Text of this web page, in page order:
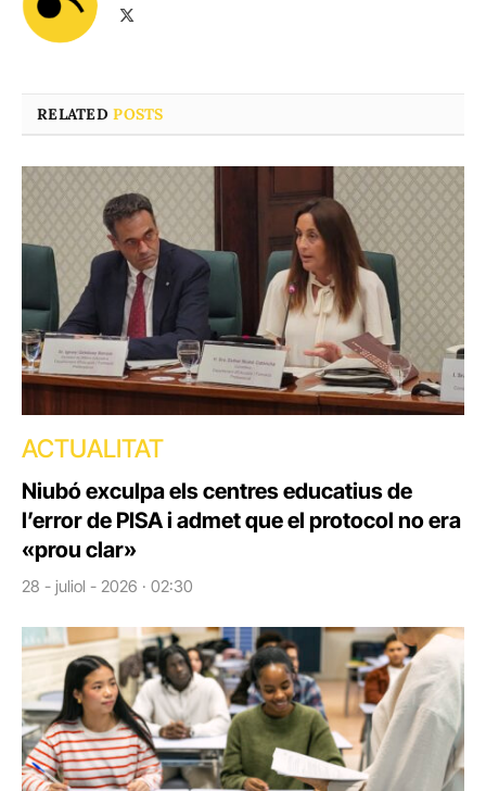
RELATEDPOSTS
ACTUALITAT
Niubó exculpa els centres educatius de
l’error de PISA i admet que el protocol no era
«prou clar»
28 - juliol - 2026 · 02:30